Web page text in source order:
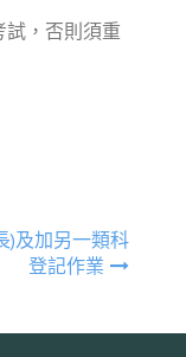
，否則須重
)及加另一類科
登記作業